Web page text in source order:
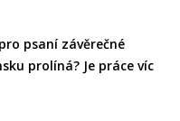
psaní závěrečné
prolíná? Je práce víc